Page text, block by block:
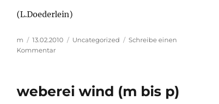
(L.Doederlein)
Autor
m
Veröffentlicht
am
13.02.2010 Kategorien
Uncategorized
Schreibe einen
Kommentarzu
verhältnisse
weberei wind (m bis p)